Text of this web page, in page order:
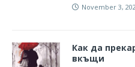
November 3,
Как да
вкъщи